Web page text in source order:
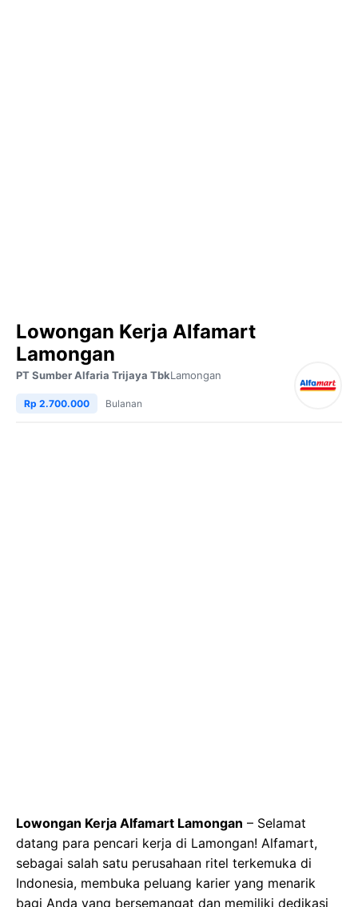
Lowongan Kerja Alfamart
Lamongan
PT Sumber Alfaria Trijaya TbkLamongan
Rp 2.700.000 Bulanan
Lowongan Kerja Alfamart Lamongan – Selamat
datang para pencari kerja di Lamongan! Alfamart,
sebagai salah satu perusahaan ritel terkemuka di
Indonesia, membuka peluang karier yang menarik
bagi Anda yang bersemangat dan memiliki dedikasi